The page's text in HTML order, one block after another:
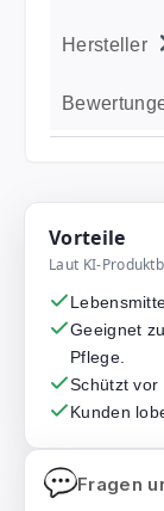
Hersteller
Vorteile
Laut KI-
Geeignet
Pflege.
Schützt vor
Kunden
Fragen